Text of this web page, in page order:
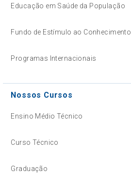
Educação em Saúde da População
Fundo de Estímulo ao Conhecimento
Programas Internacionais
Nossos Cursos
Ensino Médio Técnico
Curso Técnico
Graduação